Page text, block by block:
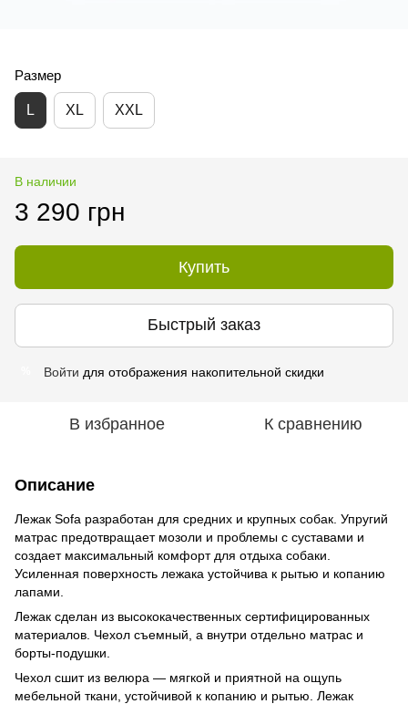
Размер
L XL XXL
В наличии
3 290 грн
Купить
Быстрый заказ
Войти для отображения накопительной скидки
В избранное К сравнению
Описание
Лежак Sofa разработан для средних и крупных собак. Упругий
матрас предотвращает мозоли и проблемы с суставами и
создает максимальный комфорт для отдыха собаки.
Усиленная поверхность лежака устойчива к рытью и копанию
лапами.
Лежак сделан из высококачественных сертифицированных
материалов. Чехол съемный, а внутри отдельно матрас и
борты-подушки.
Чехол сшит из велюра — мягкой и приятной на ощупь
мебельной ткани, устойчивой к копанию и рытью. Лежак